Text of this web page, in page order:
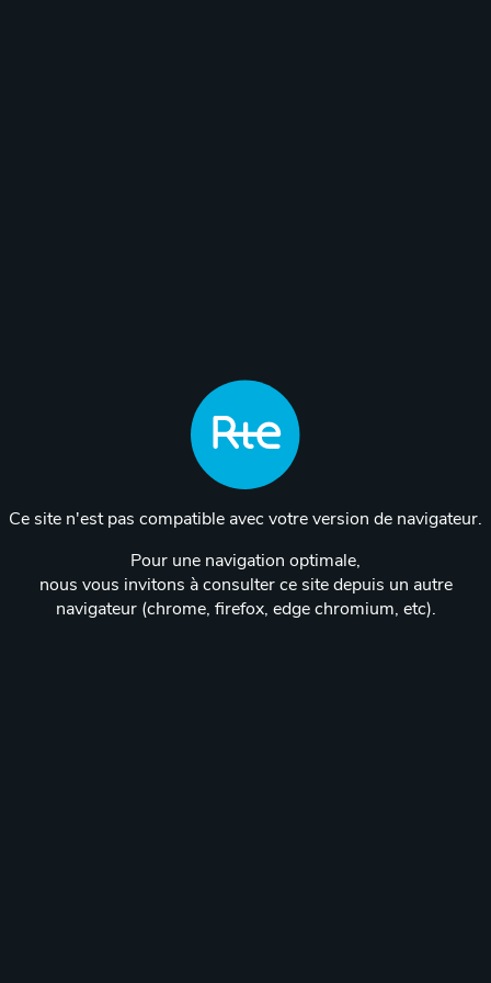
Ce site n'est pas compatible avec votre version de navigateur.
Pour une navigation optimale,
nous vous invitons à consulter ce site depuis un autre
navigateur (chrome, firefox, edge chromium, etc).